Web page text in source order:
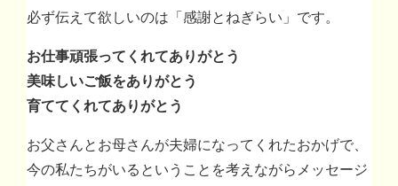
必ず伝えて欲しいのは「感謝とねぎらい」です。
お仕事頑張ってくれてありがとう
美味しいご飯をありがとう
育ててくれてありがとう
お父さんとお母さんが夫婦になってくれたおかげで、
今の私たちがいるということを考えながらメッセージ